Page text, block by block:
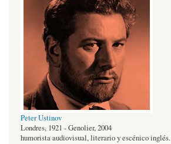
Peter Ustinov
Londres, 1921 - Genolier, 2004
humorista audiovisual, literario y escénico inglés.